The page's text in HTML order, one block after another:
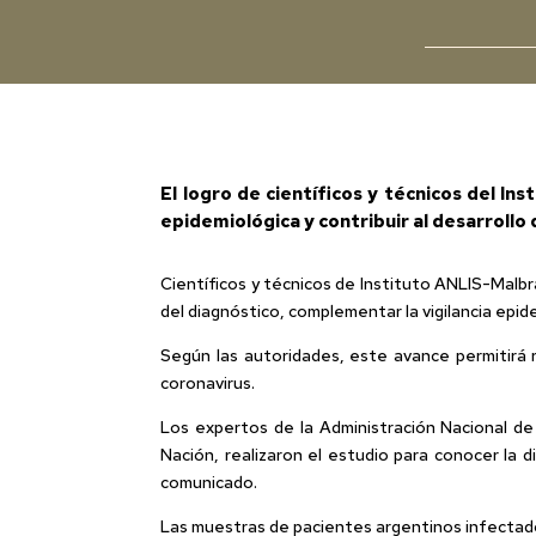
El logro de científicos y técnicos del
epidemiológica y contribuir al desarrollo
Científicos y técnicos de Instituto ANLIS-
del diagnóstico, complementar la vigilancia
Según las autoridades, este avance
coronavirus.
Los expertos de la Administración Nacional
Nación, realizaron el estudio para conocer la
comunicado.
Las muestras de pacientes argentinos